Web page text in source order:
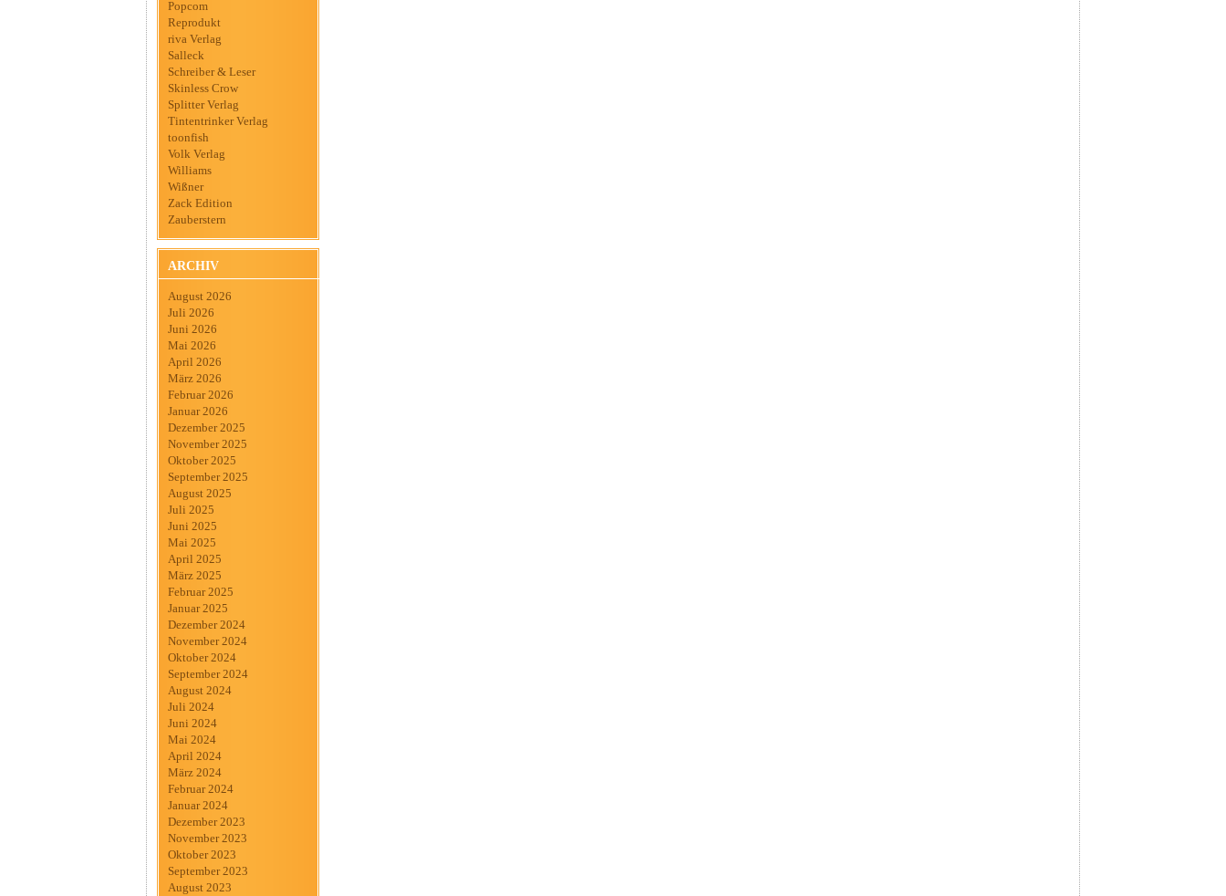
Popcom
Reprodukt
riva Verlag
Salleck
Schreiber & Leser
Skinless Crow
Splitter Verlag
Tintentrinker Verlag
toonfish
Volk Verlag
Williams
Wißner
Zack Edition
Zauberstern
ARCHIV
August 2026
Juli 2026
Juni 2026
Mai 2026
April 2026
März 2026
Februar 2026
Januar 2026
Dezember 2025
November 2025
Oktober 2025
September 2025
August 2025
Juli 2025
Juni 2025
Mai 2025
April 2025
März 2025
Februar 2025
Januar 2025
Dezember 2024
November 2024
Oktober 2024
September 2024
August 2024
Juli 2024
Juni 2024
Mai 2024
April 2024
März 2024
Februar 2024
Januar 2024
Dezember 2023
November 2023
Oktober 2023
September 2023
August 2023